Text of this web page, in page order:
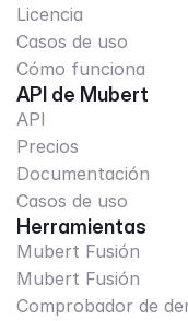
Licencia
Casos de uso
Cómo funciona
API de Mubert
API
Precios
Documentación
Casos de uso
Herramientas
Mubert Fusión
Mubert Fusión
Comprobador de